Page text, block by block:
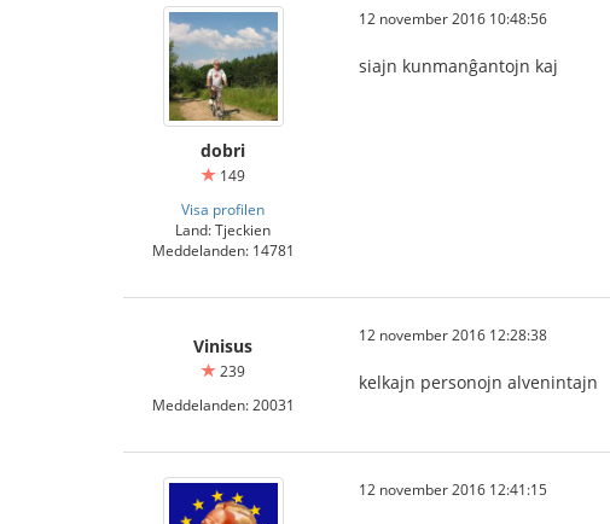
dobri
149
Visa profilen
Land: Tjeckien
Meddelanden: 14781
12 november 2016 10:48:56
siajn kunmanĝantojn kaj
Vinisus
239
Meddelanden: 20031
12 november 2016 12:28:38
kelkajn personojn alvenintajn
12 november 2016 12:41:15